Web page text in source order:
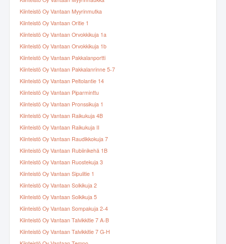
Kiinteistö Oy Vantaan Myyrinmutka
Kiinteistö Oy Vantaan Oritie 1
Kiinteistö Oy Vantaan Orvokkikuja 1a
Kiinteistö Oy Vantaan Orvokkikuja 1b
Kiinteistö Oy Vantaan Pakkalanportti
Kiinteistö Oy Vantaan Pakkalanrinne 5-7
Kiinteistö Oy Vantaan Peltolantie 14
Kiinteistö Oy Vantaan Piparminttu
Kiinteistö Oy Vantaan Pronssikuja 1
Kiinteistö Oy Vantaan Raikukuja 4B
Kiinteistö Oy Vantaan Raikukuja II
Kiinteistö Oy Vantaan Raudikkokuja 7
Kiinteistö Oy Vantaan Rubiinikehä 1B
Kiinteistö Oy Vantaan Ruostekuja 3
Kiinteistö Oy Vantaan Sipulitie 1
Kiinteistö Oy Vantaan Solkikuja 2
Kiinteistö Oy Vantaan Solkikuja 5
Kiinteistö Oy Vantaan Sompakuja 2-4
Kiinteistö Oy Vantaan Talvikkitie 7 A-B
Kiinteistö Oy Vantaan Talvikkitie 7 G-H